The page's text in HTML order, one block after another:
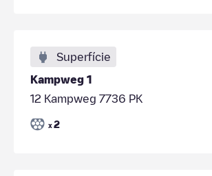
Superfície
Kampweg 1
12 Kampweg 7736 PK
x 2